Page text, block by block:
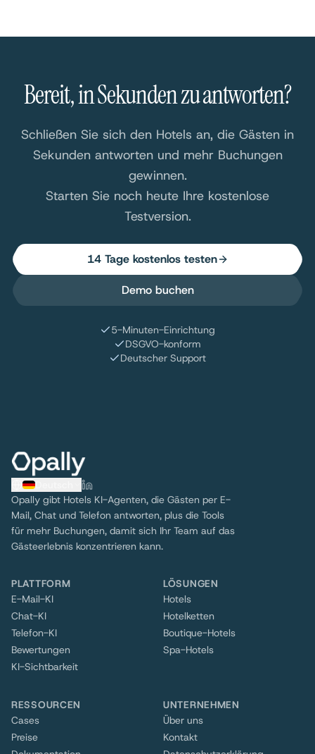
Bereit, in Sekunden zu antworten?
Schließen Sie sich den Hotels an, die Gästen in
Sekunden antworten und mehr Buchungen
gewinnen.
Starten Sie noch heute Ihre kostenlose
Testversion.
14 Tage kostenlos testen
Demo buchen
5-Minuten-Einrichtung
DSGVO-konform
Deutscher Support
Opally gibt Hotels KI-Agenten, die Gästen per E-
Mail, Chat und Telefon antworten, plus die Tools
für mehr Buchungen, damit sich Ihr Team auf das
Gästeerlebnis konzentrieren kann.
PLATTFORM
E-Mail-KI
Chat-KI
Telefon-KI
Bewertungen
KI-Sichtbarkeit
LÖSUNGEN
Hotels
Hotelketten
Boutique-Hotels
Spa-Hotels
RESSOURCEN
Cases
Preise
UNTERNEHMEN
Über uns
Kontakt